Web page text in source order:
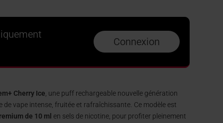
Connexion
Cherry Ice, une puff rechargeable nouvelle génération
de vape intense, fruitée et rafraîchissante. Ce modèle est
de 10 ml en sels de nicotine, pour profiter pleinement